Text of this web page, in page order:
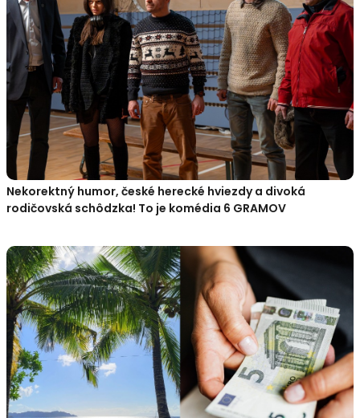
Nekorektný humor, české herecké hviezdy a divoká
rodičovská schôdzka! To je komédia 6 GRAMOV